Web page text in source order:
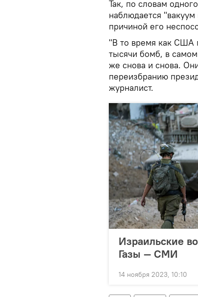
Так, по словам
наблюдается
причиной его
"В то время как США
тысячи бомб, в
же снова и снова.
переизбранию
журналист.
Израильские
Газы — СМИ
14 ноября 2023, 10:10